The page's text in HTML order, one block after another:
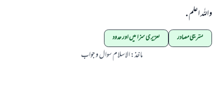
واللہ اعلم .
تشریعی مصادر تعزیری سزائیں اور حدود
ماخذ:الاسلام سوال و جواب